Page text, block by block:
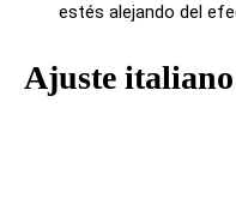
estés alejando del
Ajuste